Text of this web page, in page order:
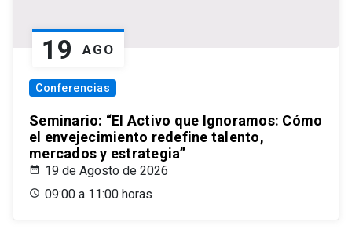
19 AGO
Conferencias
Seminario: “El Activo que Ignoramos: Cómo
el envejecimiento redefine talento,
mercados y estrategia”
19 de Agosto de 2026
09:00 a 11:00 horas